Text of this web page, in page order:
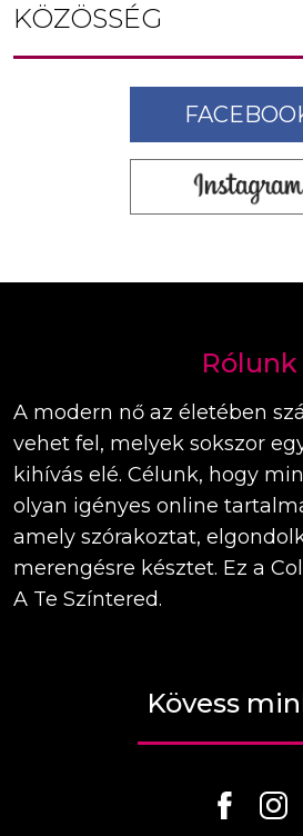
KÖZÖSSÉG
Rólunk
A modern nő az életében
vehet fel, melyek sokszor
kihívás elé. Célunk, hogy
olyan igényes online
amely szórakoztat,
merengésre késztet. Ez a
A Te Színtered.
Kövess